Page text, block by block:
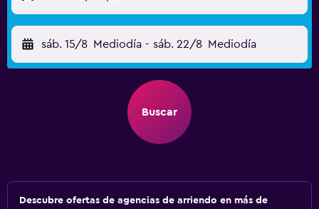
sáb. 15/8 Mediodía - sáb. 22/8 Mediodía
Buscar
Descubre ofertas de agencias de arriendo en más de